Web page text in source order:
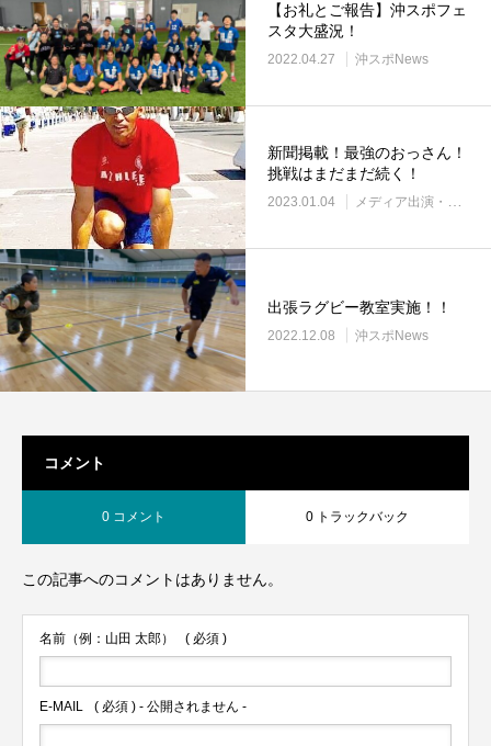
【お礼とご報告】沖スポフェ
スタ大盛況！
2022.04.27 沖スポNews
新聞掲載！最強のおっさん！
挑戦はまだまだ続く！
2023.01.04 メディア出演・紹介
出張ラグビー教室実施！！
2022.12.08 沖スポNews
コメント
0 コメント 0 トラックバック
この記事へのコメントはありません。
名前（例：山田 太郎） ( 必須 )
E-MAIL ( 必須 ) - 公開されません -